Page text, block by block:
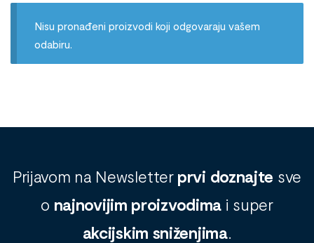
Nisu pronađeni proizvodi koji odgovaraju vašem
odabiru.
Prijavom na Newsletter prvi doznajte sve
o najnovijim proizvodima i super
akcijskim sniženjima.